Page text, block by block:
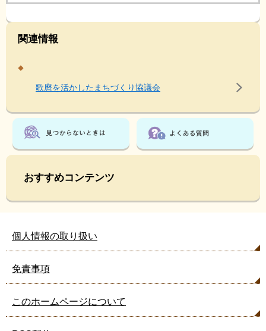
関連情報
歌麿を活かしたまちづくり協議会
おすすめコンテンツ
個人情報の取り扱い
免責事項
このホームページについて